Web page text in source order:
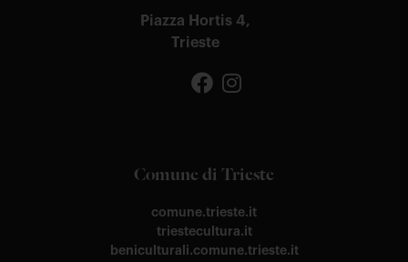
Piazza Hortis 4,
Trieste
Comune di Trieste
comune.trieste.it
triestecultura.it
beniculturali.comune.trieste.it